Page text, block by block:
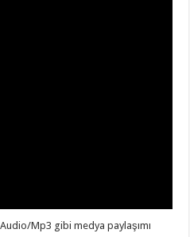
Mp3 gibi medya paylaşımı